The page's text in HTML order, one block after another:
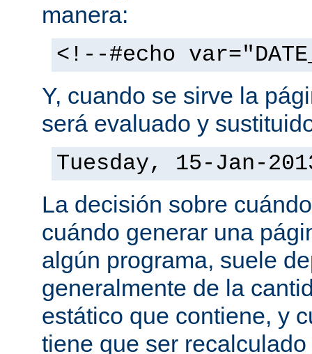
manera:
<!--#echo
Y, cuando se sirve la
será evaluado y
Tuesday, 15-Jan-
La decisión sobre
cuándo generar una
algún programa, suele
generalmente de la
estático que contiene, y
tiene que ser